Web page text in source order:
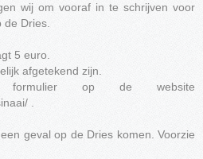
wij om vooraf in te schrijven voor
Dries.
5 euro.
afgetekend zijn.
formulier op de website
.
geval op de Dries komen. Voorzie